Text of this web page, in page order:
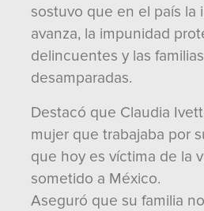
sostuvo que en el país la
avanza, la impunidad
delincuentes y las
desamparadas.
Destacó que Claudia
mujer que trabajaba por
que hoy es víctima de la
sometido a México.
Aseguró que su familia